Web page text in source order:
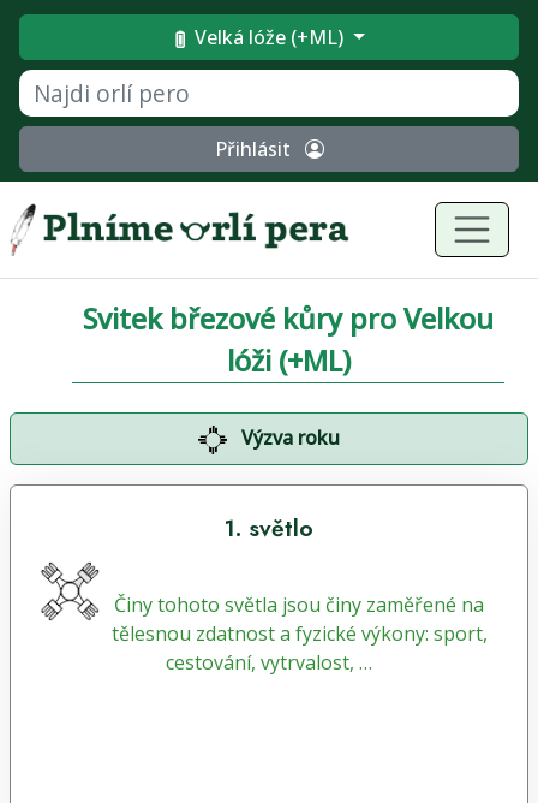
Velká lóže (+ML)
Přihlásit
Svitek březové kůry pro Velkou
lóži (+ML)
Výzva roku
1. světlo
Činy tohoto světla jsou činy zaměřené na
tělesnou zdatnost a fyzické výkony: sport,
cestování, vytrvalost, …